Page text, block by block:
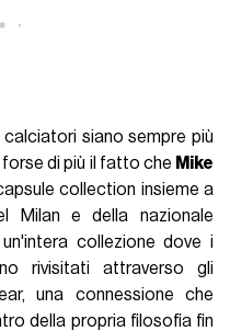
siano sempre più
di più il fatto che Mike
collection insieme a
Milan e della nazionale
collezione dove i
rivisitati attraverso gli
una connessione che
della propria filosofia fin